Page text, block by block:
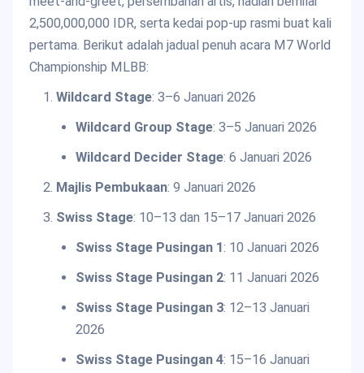
2,500,000,000 IDR, serta kedai pop-up rasmi buat kali
pertama. Berikut adalah jadual penuh acara M7 World
Championship MLBB:
Wildcard Stage: 3–6 Januari 2026
Wildcard Group Stage: 3–5 Januari 2026
Wildcard Decider Stage: 6 Januari 2026
Majlis Pembukaan: 9 Januari 2026
Swiss Stage: 10–13 dan 15–17 Januari 2026
Swiss Stage Pusingan 1: 10 Januari 2026
Swiss Stage Pusingan 2: 11 Januari 2026
Swiss Stage Pusingan 3: 12–13 Januari
2026
Swiss Stage Pusingan 4: 15–16 Januari